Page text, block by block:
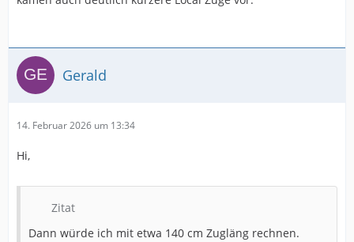
Gerald
14. Februar 2026 um 13:34
Hi,
Zitat
Dann würde ich mit etwa 140 cm Zugläng rechnen.